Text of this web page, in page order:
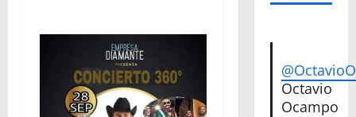
Octavio
Ocampo